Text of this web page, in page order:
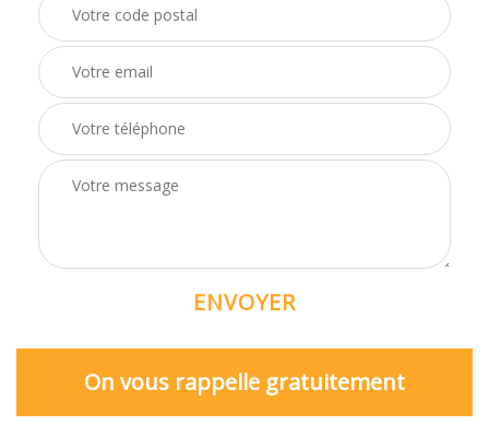
On vous rappelle gratuitement